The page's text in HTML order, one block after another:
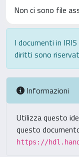
Non ci sono file
I documenti in
diritti sono
Informazioni
Utilizza questo
questo
https://